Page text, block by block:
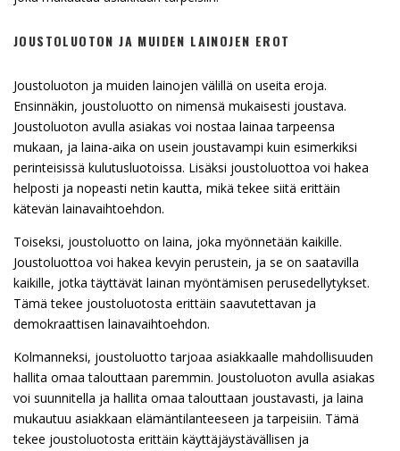
JOUSTOLUOTON JA MUIDEN LAINOJEN EROT
Joustoluoton ja muiden lainojen välillä on useita eroja.
Ensinnäkin, joustoluotto on nimensä mukaisesti joustava.
Joustoluoton avulla asiakas voi nostaa lainaa tarpeensa
mukaan, ja laina-aika on usein joustavampi kuin esimerkiksi
perinteisissä kulutusluotoissa. Lisäksi joustoluottoa voi hakea
helposti ja nopeasti netin kautta, mikä tekee siitä erittäin
kätevän lainavaihtoehdon.
Toiseksi, joustoluotto on laina, joka myönnetään kaikille.
Joustoluottoa voi hakea kevyin perustein, ja se on saatavilla
kaikille, jotka täyttävät lainan myöntämisen perusedellytykset.
Tämä tekee joustoluotosta erittäin saavutettavan ja
demokraattisen lainavaihtoehdon.
Kolmanneksi, joustoluotto tarjoaa asiakkaalle mahdollisuuden
hallita omaa talouttaan paremmin. Joustoluoton avulla asiakas
voi suunnitella ja hallita omaa talouttaan joustavasti, ja laina
mukautuu asiakkaan elämäntilanteeseen ja tarpeisiin. Tämä
tekee joustoluotosta erittäin käyttäjäystävällisen ja